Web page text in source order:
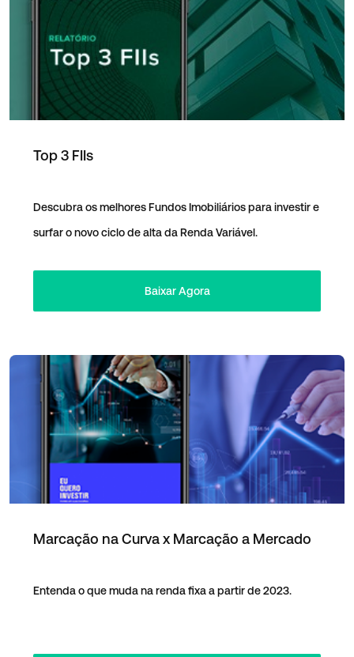
Top 3 FIIs
Descubra os melhores Fundos Imobiliários para investir e
surfar o novo ciclo de alta da Renda Variável.
Baixar Agora
Marcação na Curva x Marcação a Mercado
Entenda o que muda na renda fixa a partir de 2023.